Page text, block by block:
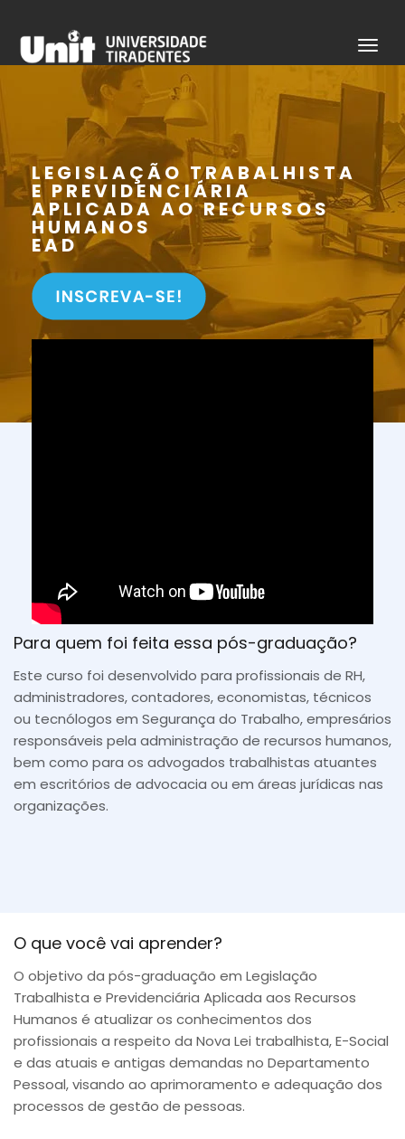
LEGISLAÇÃO TRABALHISTA
E PREVIDENCIÁRIA
APLICADA AO RECURSOS
HUMANOS
EAD
Para quem foi feita essa pós-graduação?
Este curso foi desenvolvido para profissionais de RH,
administradores, contadores, economistas, técnicos
ou tecnólogos em Segurança do Trabalho, empresários
responsáveis pela administração de recursos humanos,
bem como para os advogados trabalhistas atuantes
em escritórios de advocacia ou em áreas jurídicas nas
organizações.
O que você vai aprender?
O objetivo da pós-graduação em Legislação
Trabalhista e Previdenciária Aplicada aos Recursos
Humanos é atualizar os conhecimentos dos
profissionais a respeito da Nova Lei trabalhista, E-Social
e das atuais e antigas demandas no Departamento
Pessoal, visando ao aprimoramento e adequação dos
processos de gestão de pessoas.